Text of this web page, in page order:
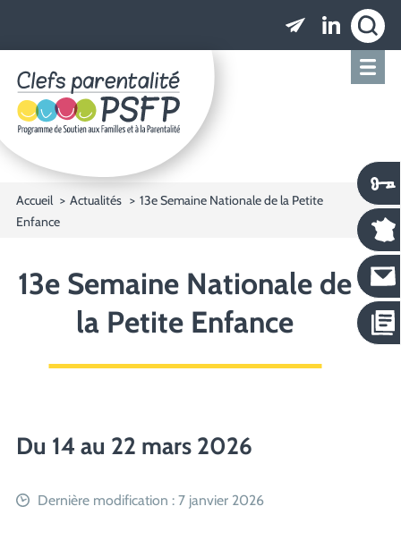
Clefs parentalité PSFP - Programme de
Accueil Actualités
13e Semaine Nationale de la Petite
Enfance
13e Semaine Nationale de
la Petite Enfance
Du 14 au 22 mars 2026
Dernière modification : 7 janvier 2026